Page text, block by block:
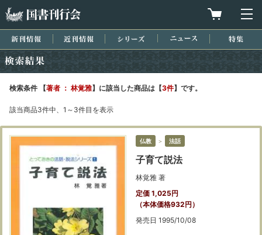
買物カゴを
新刊情報 近刊情報 シリーズ ニュース
検索条件 【著者 ： 林覚雅】に該当した商品は【3件】です。
該当商品3件中、1～3件目を表示
仏教 ＞ 法話
子育て説法
林覚雅 著
定価 1,025円
（本体価格932円）
発売日 1995/10/08